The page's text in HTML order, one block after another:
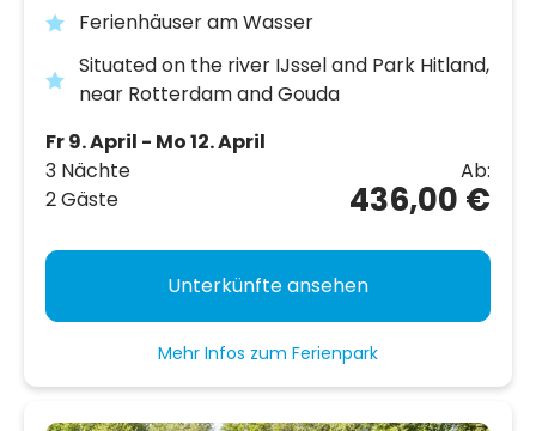
Ferienhäuser am Wasser
Situated on the river IJssel and Park Hitland,
near Rotterdam and Gouda
Fr 9. April - Mo 12. April
3 Nächte
2 Gäste
Ab:
436,00 €
Unterkünfte ansehen
Mehr Infos zum Ferienpark